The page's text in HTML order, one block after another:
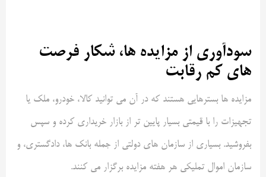
سودآوری از مزایده ها، شکار فرصت
های کم رقابت
مزایده ها بسترهایی هستند که در آن می توانید کالا، خودرو، ملک یا
تجهیزات را با قیمتی بسیار پایین تر از بازار خریداری کرده و سپس
بفروشید. بسیاری از سازمان های دولتی از جمله بانک ها، دادگستری، و
سازمان اموال تملیکی هر هفته مزایده برگزار می کنند.